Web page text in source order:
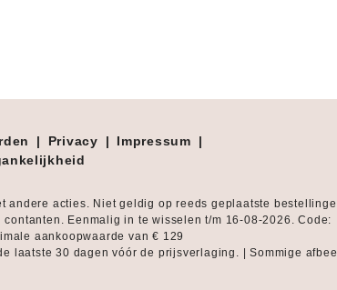
| Privacy | Impressum
|
andere acties. Niet geldig op reeds geplaatste
Eenmalig in te wisselen t/m 16-08-2026. Code:
aankoopwaarde van € 129
laatste 30 dagen vóór de prijsverlaging. | Sommige